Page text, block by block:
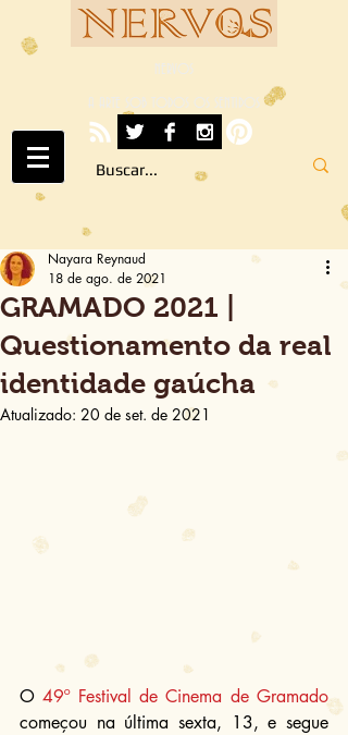
NERVOS
A ARTE SOB TODOS OS SENTIDOS
GRAMADO 2021 |
Questionamento da real
identidade gaúcha
Nayara Reynaud
18 de ago. de 2021
Atualizado: 20 de set. de 2021
O 49º Festival de Cinema de Gramado
começou na última sexta, 13, e segue